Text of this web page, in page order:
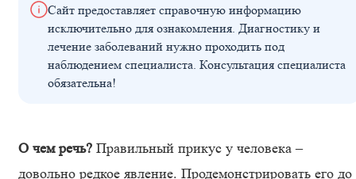
Сайт предоставляет справочную информацию
исключительно для ознакомления. Диагностику и
лечение заболеваний нужно проходить под
наблюдением специалиста. Консультация специалиста
обязательна!
О чем речь? Правильный прикус у человека –
довольно редкое явление. Продемонстрировать его до